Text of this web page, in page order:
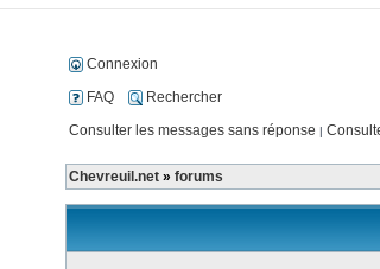
Connexion
FAQ
Rechercher
Consulter les messages sans réponse |
Chevreuil.net » forums